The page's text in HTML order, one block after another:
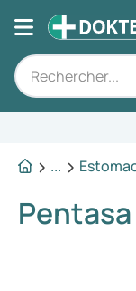
...
Pentasa